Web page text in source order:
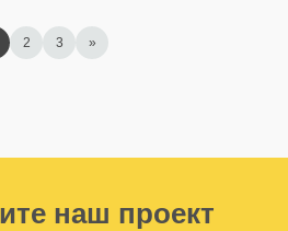
2 3 »
наш проект